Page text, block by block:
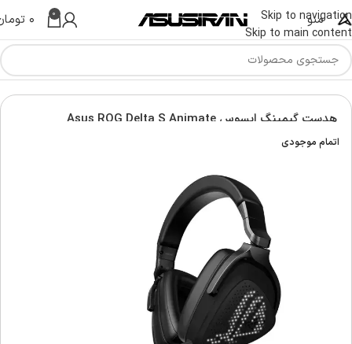
Skip to navigation
Skip to main content
منو 0 ۰
کامپیوتر و تجهیزات جانبی هدفون، هدست، میکروفون ایسوس
هدست گیمینگ ایسوس Asus ROG Delta S Animate
اتمام موجودی